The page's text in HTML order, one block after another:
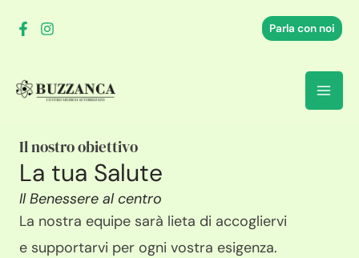
Parla con noi
Il nostro obiettivo
La tua Salute
Il Benessere al centro
La nostra equipe sarà lieta di accogliervi
e supportarvi per ogni vostra esigenza.